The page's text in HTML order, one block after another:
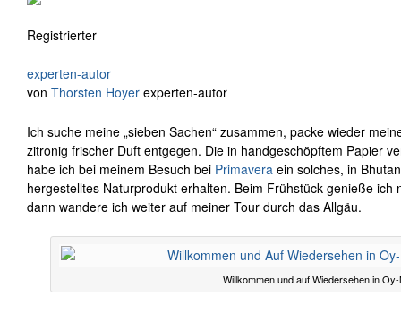
Registrierter
experten-autor
von Thorsten Hoyer experten-autor
Ich suche meine „sieben Sachen“ zusammen, packe wieder
zitronig frischer Duft entgegen. Die in handgeschöpftem Papier
habe ich bei meinem Besuch bei Primavera ein solches, in
hergestelltes Naturprodukt erhalten. Beim Frühstück genieße ich
dann wandere ich weiter auf meiner Tour durch das Allgäu.
Willkommen und auf Wiedersehen in